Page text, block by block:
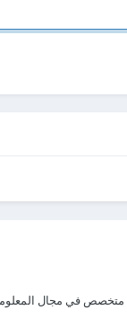
متخصص في مجال